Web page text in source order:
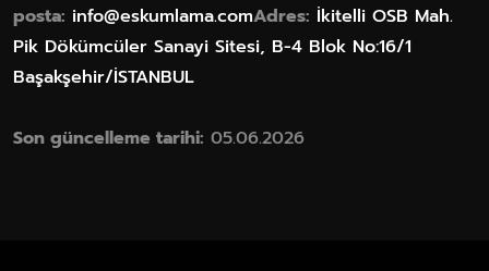
posta: info@eskumlama.comAdres: İkitelli OSB Mah.
Pik Dökümcüler Sanayi Sitesi, B-4 Blok No:16/1
Başakşehir/İSTANBUL
Son güncelleme tarihi: 05.06.2026